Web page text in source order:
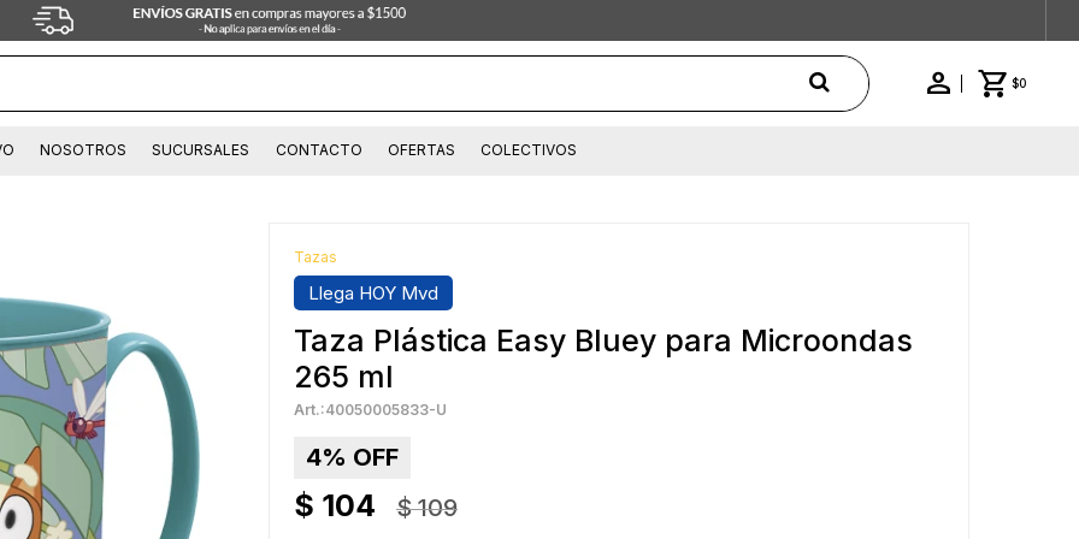
$0
NOSOTROS SUCURSALES CONTACTO OFERTAS COLECTIVOS
Tazas
Llega HOY Mvd
Taza Plástica Easy Bluey para Microondas
265 ml
40050005833-U
4
$ 104 $ 109